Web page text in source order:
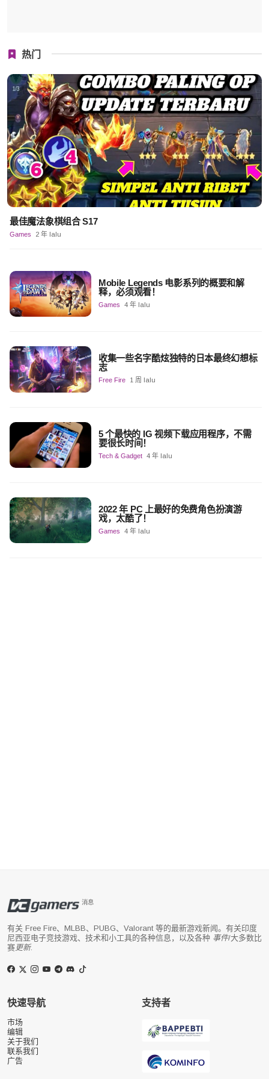
热门
最佳魔法象棋组合 S17
Games 2 年 lalu
Mobile Legends 电影系列的概要和解
释，必须观看！
Games 4 年 lalu
收集一些名字酷炫独特的日本最终幻想标
志
Free Fire 1 周 lalu
5 个最快的 IG 视频下载应用程序，不需
要很长时间！
Tech & Gadget 4 年 lalu
2022 年 PC 上最好的免费角色扮演游
戏，太酷了！
Games 4 年 lalu
消息
有关 Free Fire、MLBB、PUBG、Valorant 等的最新游戏新闻。有关印度
尼西亚电子竞技游戏、技术和小工具的各种信息，以及各种 事件/大多数比
赛更新.
快速导航
市场
编辑
关于我们
联系我们
广告
支持者